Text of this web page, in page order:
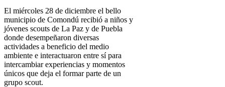
El miércoles 28 de diciembre el bello
municipio de Comondú recibió a niños y
jóvenes scouts de La Paz y de Puebla
donde desempeñaron diversas
actividades a beneficio del medio
ambiente e interactuaron entre sí para
intercambiar experiencias y momentos
únicos que deja el formar parte de un
grupo scout.